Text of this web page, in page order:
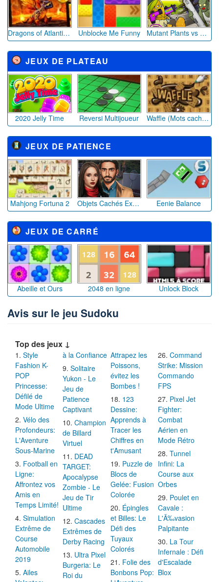
Dragons of Atlantis : Héritiers Unblocke Me Funny Mutant Plants vs Zombie
JEUX DE PLATEAU
2020 Jelly Time Reversi Multijoueur Waffle (Mots cachés)
JEUX DE PATIENCE
Mahjong Fortuna 2 Objets Cachés Expérience mystérieuse Eenie Balance
JEUX DE CARRÉ
Abeille et Ours 2048 en ligne Unlock Block
Avis sur le jeu Sudoku
Top des jeux ↓
Style
Fashion K-
POP
Princesse:
Défilé de
Mode Ultime
Vélo des
Profondeurs:
L'Aventure
Sous-Marine
Football en
Ligne:
Affrontez vos
Amis en
Temps Limité!
Simulation
Extrême de
Course
Automobile
2019
Ailes
à la Confiance
Solitaire
Yukon - Le
Jeu de
Patience
Captivant
Champion
de Billard
Virtuel
DEAD
TARGET:
Apocalypse
Zombie - Le
Jeu de Tir
Ultime
Cascades
Extrêmes de
Derby Racing
Ultra Pixel
Burgeria: Le
Roi du
Attrapez les
Poissons,
évitez les
Bombes !
123
Dessine:
Apprends à
Tracer les
Chiffres en
t'Amusant
Puzzle de
Blocs de
Gelée: Fusion
Colorée
Épingles
et Billes: Le
Défi des
Tuyaux
Colorés
Folie des
Bonbons Pop:
Command
Strike: Mission
Commando
FPS
Pixel Jet
Fighter:
Combat
Aérien en
Mode Rétro
Tunnel
Infini: La
Course aux
Orbes
Poulet en
Cavale :
L'Ã‰vasion
Palpitante
La Tour
Infernale : Défi
d'Escalade
Blox